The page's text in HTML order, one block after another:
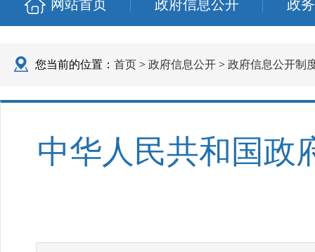
网站首页 政府信息公开 政
您当前的位置： 首页 > 政府信息公开 > 政府信息公开制
中华人民共和国政